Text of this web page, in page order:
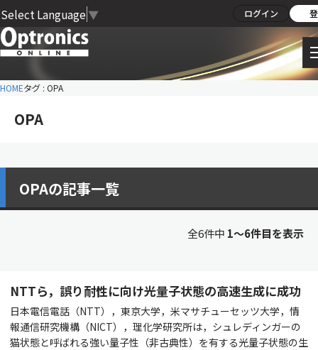
Select Language ▼ ログイン
HOMEタグ : OPA
OPA
OPAの記事一覧
全6件中 1〜6件目を表示
NTTら，誤り耐性に向け光量子状態の高速生成に成功
日本電信電話（NTT），東京大学，米マサチューセッツ大学，情
報通信研究機構（NICT），理化学研究所は，シュレディンガーの
猫状態と呼ばれる強い量子性（非古典性）を有する光量子状態の生